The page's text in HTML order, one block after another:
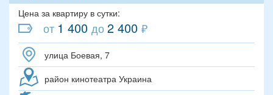
Цена за квартиру в сутки:
от 1 400 до2 400 ₽
улица Боевая, 7
район кинотеатра Украина